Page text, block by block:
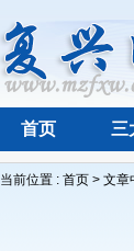
首页 三
当前位置 : 首页 > 文章